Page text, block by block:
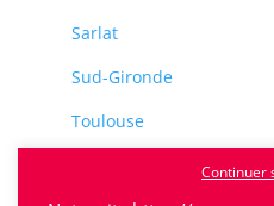
Sarlat
Sud-Gironde
Toulouse
Continuer